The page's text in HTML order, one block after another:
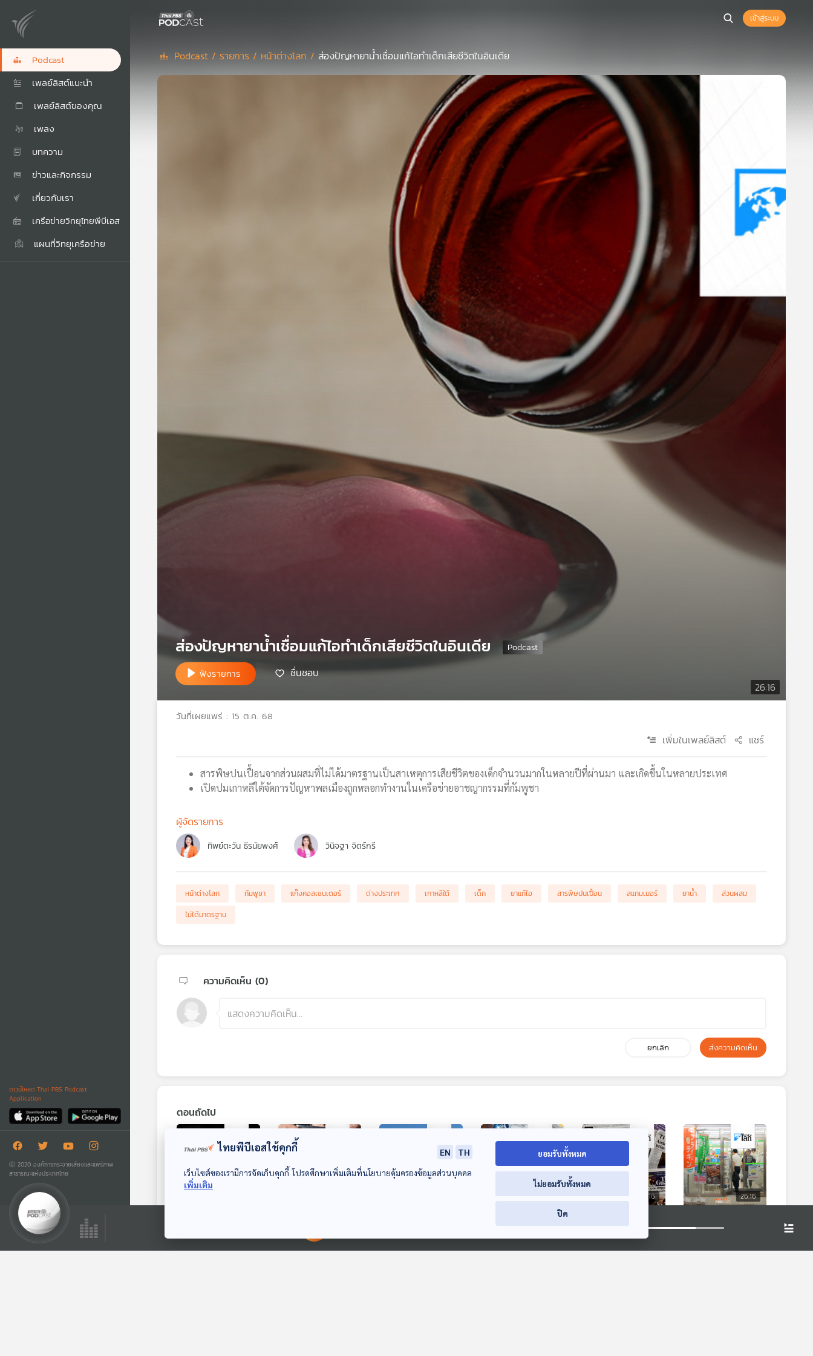
Podcast
เพลย์ลิสต์แนะนำ
เพลย์ลิสต์ของคุณ
เพลง
บทความ
ข่าวและกิจกรรม
เกี่ยวกับเรา
เครือข่ายวิทยุไทยพีบีเอส
แผนที่วิทยุเครือข่าย
ดาวน์โหลด Thai PBS Podcast
Application
Ⓒ 2020 องค์การกระจายเสียงและแพร่ภาพ
สาธารณะแห่งประเทศไทย
เข้าสู่ระบบ
Podcast / รายการ / หน้าต่างโลก / ส่องปัญหายาน้ำเชื่อมแก้ไอทำเด็กเสียชีวิตในอินเดีย
26:16
ส่องปัญหายาน้ำเชื่อมแก้ไอทำเด็กเสียชีวิตในอินเดีย
ฟังรายการ ชื่นชอบ
วันที่เผยแพร่ : 15 ต.ค. 68
เพิ่มในเพลย์ลิสต์ แชร์
สารพิษปนเปื้อนจากส่วนผสมที่ไม่ได้มาตรฐานเป็นสาเหตุการเสียชีวิตของเด็กจำนวนมากในหลายปีที่ผ่านมา และเกิดขึ้นในหลายประเทศ
เปิดปมเกาหลีใต้จัดการปัญหาพลเมืองถูกหลอกทำงานในเครือข่ายอาชญากรรมที่กัมพูชา
ผู้จัดรายการ
ทิพย์ตะวัน ธีรนัยพงศ์ วินิจฐา จิตร์กรี
หน้าต่างโลก กัมพูชา แก๊งคอลเซนเตอร์ ต่างประเทศ เกาหลีใต้ เด็ก ยาแก้ไอ สารพิษปนเปื้อน สแกมเมอร์ ยาน้ำ
ส่วนผสม
ไม่ได้มาตรฐาน
ความคิดเห็น (0)
ยกเลิก ส่งความคิดเห็น
ตอนถัดไป
กำเนิด "แมวจร" ทะลุ
ล้านตัว
หน้าต่างโลก
ถูกหลอกให้จัดฉาก
เรียกเงินค่าไถ่จากพ่อ
หน้าต่างโลก
เก้าอี้กว่า 1,000 ตัว
ใน 2 เดือน
หน้าต่างโลก
26:16
ประชุมสุดยอด
อาเซียน 2025
หน้าต่างโลก
26:16
ยศเจ้าชายแอนดรูว์
พัวพันกรณีละเมิด
หน้าต่างโลก
26:16
สะดวกซื้อ" ในญี่ปุ่น
หน้าต่างโลก
00:00:00
ไทยพีบีเอสใช้คุกกี้ EN
TH
เว็บไซต์ของเรามีการจัดเก็บคุกกี้ โปรดศึกษาเพิ่มเติมที่นโยบายคุ้มครองข้อมูลส่วนบุคคล
เพิ่มเติม
ยอมรับทั้งหมด
ไม่ยอมรับทั้งหมด
ปิด